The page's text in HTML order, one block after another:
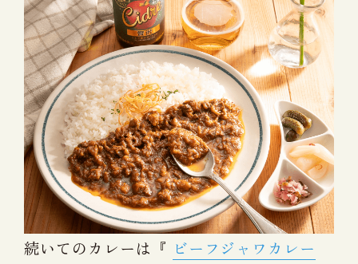
続いてのカレーは『 ビーフジャワカレー